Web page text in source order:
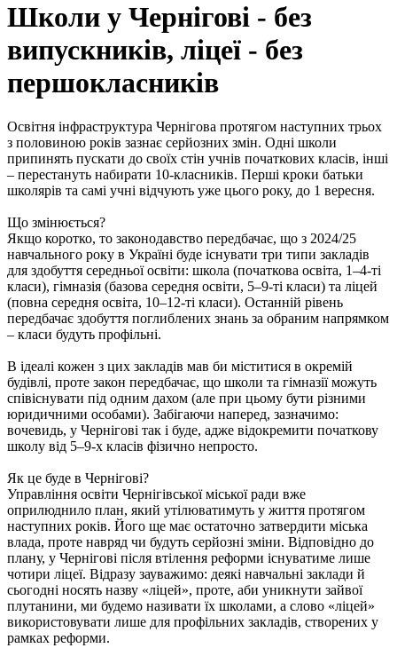
Школи у Чернігові - без
випускників, ліцеї - без
першокласників
Освітня інфраструктура Чернігова протягом наступних трьох
з половиною років зазнає серйозних змін. Одні школи
припинять пускати до своїх стін учнів початкових класів, інші
– перестануть набирати 10-класників. Перші кроки батьки
школярів та самі учні відчують уже цього року, до 1 вересня.
Що змінюється?
Якщо коротко, то законодавство передбачає, що з 2024/25
навчального року в Україні буде існувати три типи закладів
для здобуття середньої освіти: школа (початкова освіта, 1–4-ті
класи), гімназія (базова середня освіти, 5–9-ті класи) та ліцей
(повна середня освіта, 10–12-ті класи). Останній рівень
передбачає здобуття поглиблених знань за обраним напрямком
– класи будуть профільні.
В ідеалі кожен з цих закладів мав би міститися в окремій
будівлі, проте закон передбачає, що школи та гімназії можуть
співіснувати під одним дахом (але при цьому бути різними
юридичними особами). Забігаючи наперед, зазначимо:
вочевидь, у Чернігові так і буде, адже відокремити початкову
школу від 5–9-х класів фізично непросто.
Як це буде в Чернігові?
Управління освіти Чернігівської міської ради вже
оприлюднило план, який утілюватимуть у життя протягом
наступних років. Його ще має остаточно затвердити міська
влада, проте навряд чи будуть серйозні зміни. Відповідно до
плану, у Чернігові після втілення реформи існуватиме лише
чотири ліцеї. Відразу зауважимо: деякі навчальні заклади й
сьогодні носять назву «ліцей», проте, аби уникнути зайвої
плутанини, ми будемо називати їх школами, а слово «ліцей»
використовувати лише для профільних закладів, створених у
рамках реформи.